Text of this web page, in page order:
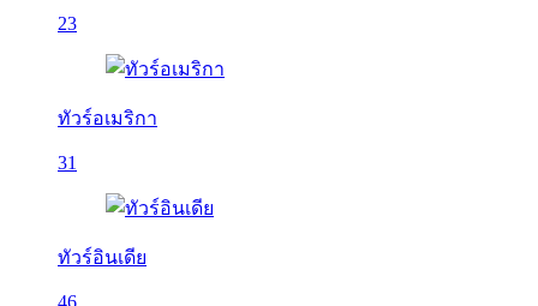
23
ทัวร์อเมริกา
31
ทัวร์อินเดีย
46